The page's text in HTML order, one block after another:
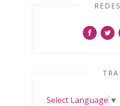
Select Language ▼